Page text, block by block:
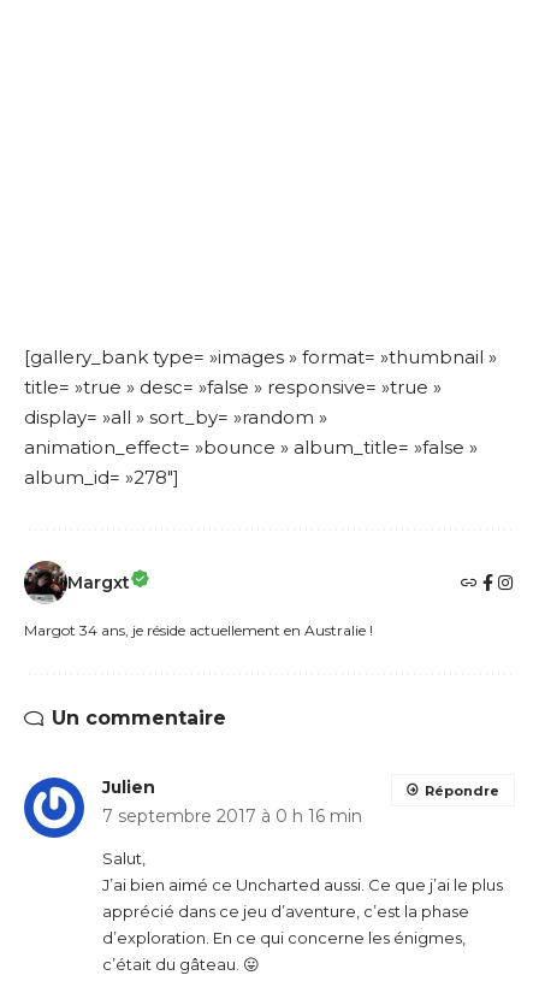
[gallery_bank type= »images » format= »thumbnail »
title= »true » desc= »false » responsive= »true »
display= »all » sort_by= »random »
animation_effect= »bounce » album_title= »false »
album_id= »278″]
Margxt
Margot 34 ans, je réside actuellement en Australie !
Un commentaire
Julien
7 septembre 2017 à 0 h 16 min
Salut,
J’ai bien aimé ce Uncharted aussi. Ce que j’ai le plus
apprécié dans ce jeu d’aventure, c’est la phase
d’exploration. En ce qui concerne les énigmes,
c’était du gâteau. 😛
Répondre